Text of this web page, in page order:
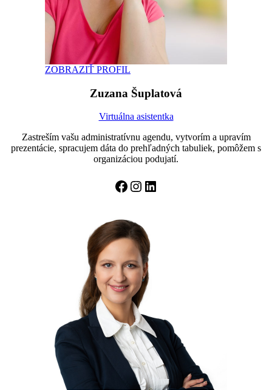
ZOBRAZIŤ PROFIL
Zuzana Šuplatová
Virtuálna asistentka
Zastreším vašu administratívnu agendu, vytvorím a upravím
prezentácie, spracujem dáta do prehľadných tabuliek, pomôžem s
organizáciou podujatí.
Facebook
Instagram
LinkedIn